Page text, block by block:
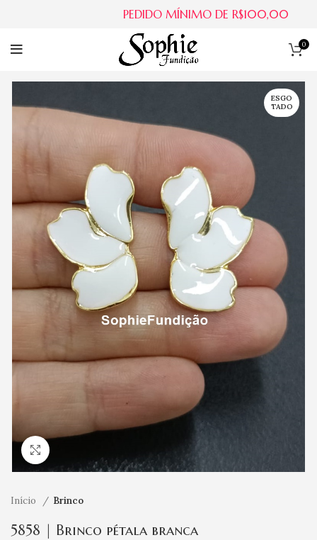
0
ESGO
TADO
Início Brinco
5858 | Brinco pétala branca
PEDIDO MÍNIMO DE R$100,00